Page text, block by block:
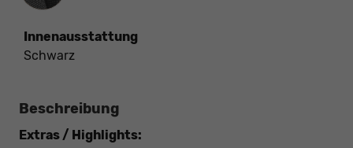
Innenausstattung
Schwarz
Beschreibung
Extras / Highlights: